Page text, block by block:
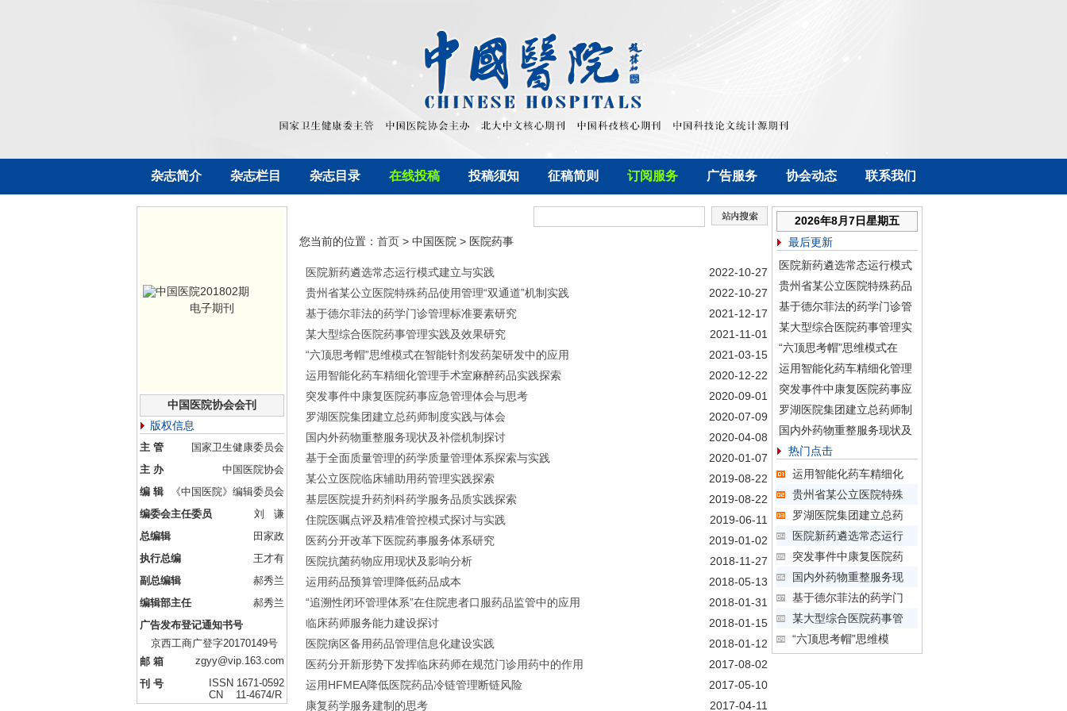
杂志简介 杂志栏目 杂志目录 在线投稿 投稿须知 征稿简则 订阅服务 广告服务 协会动态 联系我们
电子期刊
中国医院协会会刊
版权信息
主 管
国家卫生健康委员会
主 办
中国医院协会
编 辑
《中国医院》编辑委员会
编委会主任委员
刘 谦
总编辑
田家政
执行总编
王才有
副总编辑
郝秀兰
编辑部主任
郝秀兰
广告发布登记通知书号
京西工商广登字20170149号
邮 箱
zgyy@vip.163.com
刊 号
ISSN 1671-0592
CN 11-4674/R
您当前的位置： 首页 > 中国医院 > 医院药事
医院新药遴选常态运行模式建立与实践
2022-10-27
贵州省某公立医院特殊药品使用管理“双通道”机制实践
2022-10-27
基于德尔菲法的药学门诊管理标准要素研究
2021-12-17
某大型综合医院药事管理实践及效果研究
2021-11-01
“六顶思考帽”思维模式在智能针剂发药架研发中的应用
2021-03-15
运用智能化药车精细化管理手术室麻醉药品实践探索
2020-12-22
突发事件中康复医院药事应急管理体会与思考
2020-09-01
罗湖医院集团建立总药师制度实践与体会
2020-07-09
国内外药物重整服务现状及补偿机制探讨
2020-04-08
基于全面质量管理的药学质量管理体系探索与实践
2020-01-07
某公立医院临床辅助用药管理实践探索
2019-08-22
基层医院提升药剂科药学服务品质实践探索
2019-08-22
住院医嘱点评及精准管控模式探讨与实践
2019-06-11
医药分开改革下医院药事服务体系研究
2019-01-02
医院抗菌药物应用现状及影响分析
2018-11-27
运用药品预算管理降低药品成本
2018-05-13
“追溯性闭环管理体系”在住院患者口服药品监管中的应用
2018-01-31
临床药师服务能力建设探讨
2018-01-15
医院病区备用药品管理信息化建设实践
2018-01-12
医药分开新形势下发挥临床药师在规范门诊用药中的作用
2017-08-02
运用HFMEA降低医院药品冷链管理断链风险
2017-05-10
康复药学服务建制的思考
2017-04-11
2026年8月7日星期五
最后更新
医院新药遴选常态运行模式
贵州省某公立医院特殊药品
基于德尔菲法的药学门诊管
某大型综合医院药事管理实
“六顶思考帽”思维模式在
运用智能化药车精细化管理
突发事件中康复医院药事应
罗湖医院集团建立总药师制
国内外药物重整服务现状及
热门点击
运用智能化药车精细化
贵州省某公立医院特殊
罗湖医院集团建立总药
医院新药遴选常态运行
突发事件中康复医院药
国内外药物重整服务现
基于德尔菲法的药学门
某大型综合医院药事管
“六顶思考帽”思维模